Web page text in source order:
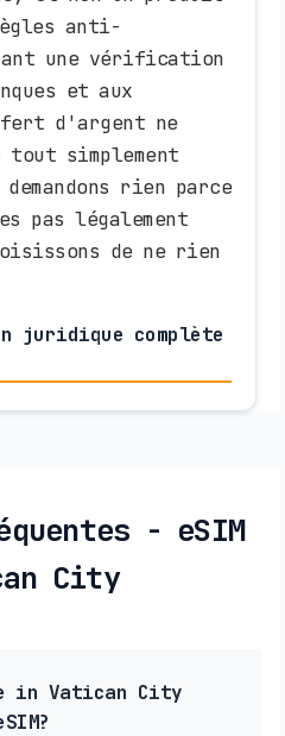
anti-
une vérification
et aux
d'argent ne
simplement
rien parce
pas légalement
de ne rien
complète
- eSIM
City
in Vatican City